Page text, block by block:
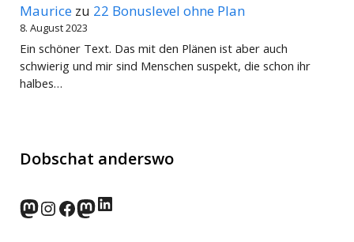
Maurice zu 22 Bonuslevel ohne Plan
8. August 2023
Ein schöner Text. Das mit den Plänen ist aber auch
schwierig und mir sind Menschen suspekt, die schon ihr
halbes…
Dobschat anderswo
norden.social
Instagram
Facebook
wp-punks.social
LinkedIn